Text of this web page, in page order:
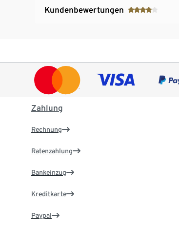
Kundenbewertungen
Zahlung
Rechnung
Ratenzahlung
Bankeinzug
Kreditkarte
Paypal